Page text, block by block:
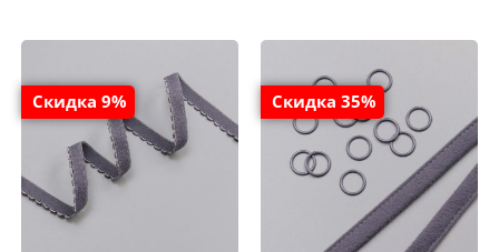
Скидка 9% Скидка 35%